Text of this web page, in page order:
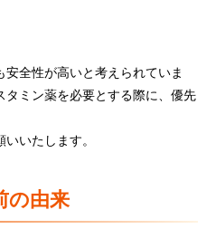
全性が高いと考えられていま
ミン薬を必要とする際に、優先
いたします。
の由来